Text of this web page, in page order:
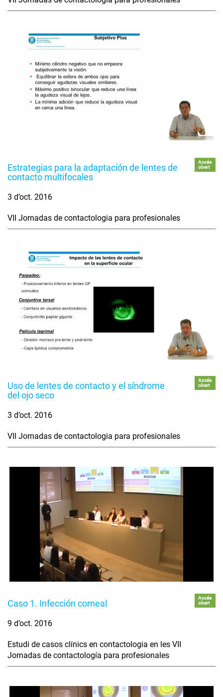
Estrategias para la adaptación de lentes de
contacto multifocales
Accés
obert
3 d’oct. 2016
VII Jornadas de contactologia para profesionales
Uso de lentes de contacto y el síndrome
del ojo seco
Accés
obert
3 d’oct. 2016
VII Jornadas de contactologia para profesionales
Caso 1. Infección corneal
Accés
obert
9 d’oct. 2016
Estudi de casos clínics en contactologia en les VII
Jornadas de contactología para profesionales